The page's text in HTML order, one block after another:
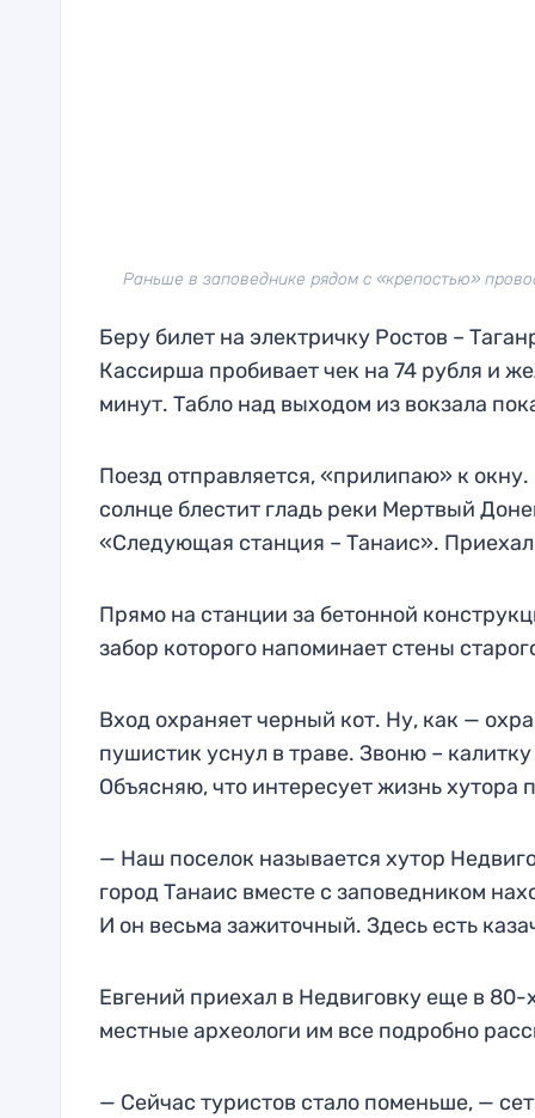
Раньше в заповеднике рядом с «крепостью»
Беру билет на электричку Ростов –
Кассирша пробивает чек на 74 рубля и
минут. Табло над выходом из вокзала
Поезд отправляется, «прилипаю» к
солнце блестит гладь реки Мертвый
«Следующая станция – Танаис».
Прямо на станции за бетонной
забор которого напоминает стены
Вход охраняет черный кот. Ну, как —
пушистик уснул в траве. Звоню –
Объясняю, что интересует жизнь
— Наш поселок называется хутор
город Танаис вместе с заповедником
И он весьма зажиточный. Здесь есть
Евгений приехал в Недвиговку еще в 80-
местные археологи им все подробно
— Сейчас туристов стало поменьше, —